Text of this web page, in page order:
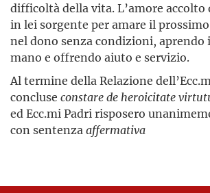
difficoltà della vita. L’amore accolto
in lei sorgente per amare il
nel dono senza condizioni, aprendo
mano e offrendo aiuto e servizio.
Al termine della Relazione
concluse constare de heroicitate
ed Ecc.mi Padri risposero
con sentenzaaffermativa